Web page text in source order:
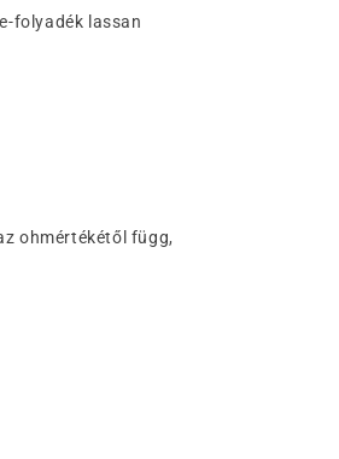
folyadék lassan
ohmértékétől függ,